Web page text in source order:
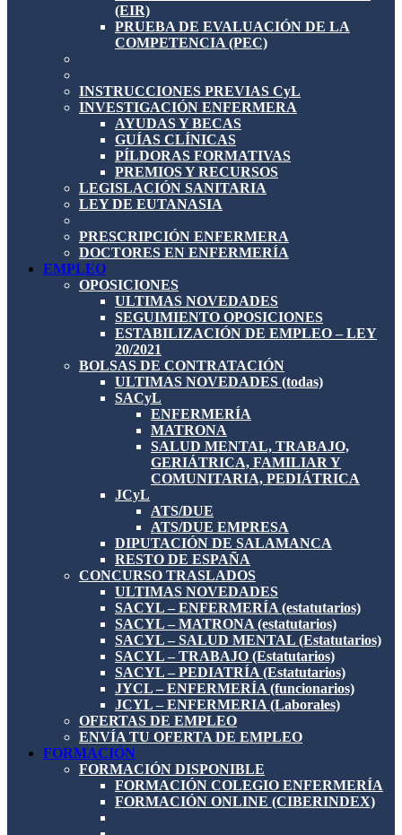
(EIR)
PRUEBA DE EVALUACIÓN DE LA
COMPETENCIA (PEC)
INSTRUCCIONES PREVIAS CyL
INVESTIGACIÓN ENFERMERA
AYUDAS Y BECAS
GUÍAS CLÍNICAS
PÍLDORAS FORMATIVAS
PREMIOS Y RECURSOS
LEGISLACIÓN SANITARIA
LEY DE EUTANASIA
PRESCRIPCIÓN ENFERMERA
DOCTORES EN ENFERMERÍA
EMPLEO
OPOSICIONES
ULTIMAS NOVEDADES
SEGUIMIENTO OPOSICIONES
ESTABILIZACIÓN DE EMPLEO – LEY
20/2021
BOLSAS DE CONTRATACIÓN
ULTIMAS NOVEDADES (todas)
SACyL
ENFERMERÍA
MATRONA
SALUD MENTAL, TRABAJO,
GERIÁTRICA, FAMILIAR Y
COMUNITARIA, PEDIÁTRICA
JCyL
ATS/DUE
ATS/DUE EMPRESA
DIPUTACIÓN DE SALAMANCA
RESTO DE ESPAÑA
CONCURSO TRASLADOS
ULTIMAS NOVEDADES
SACYL – ENFERMERÍA (estatutarios)
SACYL – MATRONA (estatutarios)
SACYL – SALUD MENTAL (Estatutarios)
SACYL – TRABAJO (Estatutarios)
SACYL – PEDIATRÍA (Estatutarios)
JYCL – ENFERMERÍA (funcionarios)
JCYL – ENFERMERIA (Laborales)
OFERTAS DE EMPLEO
ENVÍA TU OFERTA DE EMPLEO
FORMACIÓN
FORMACIÓN DISPONIBLE
FORMACIÓN COLEGIO ENFERMERÍA
FORMACIÓN ONLINE (CIBERINDEX)